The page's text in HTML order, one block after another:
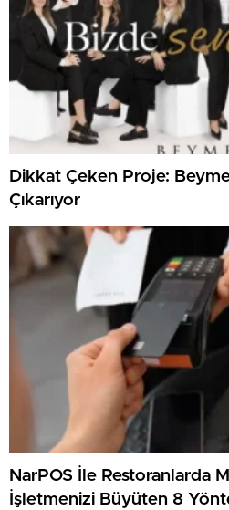
Dikkat Çeken Proje:
Çıkarıyor
NarPOS İle Restoranlarda
İşletmenizi Büyüten 8